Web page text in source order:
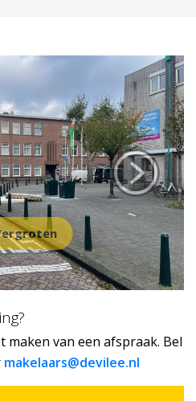
maken van een afspraak. Bel
makelaars@devilee.nl